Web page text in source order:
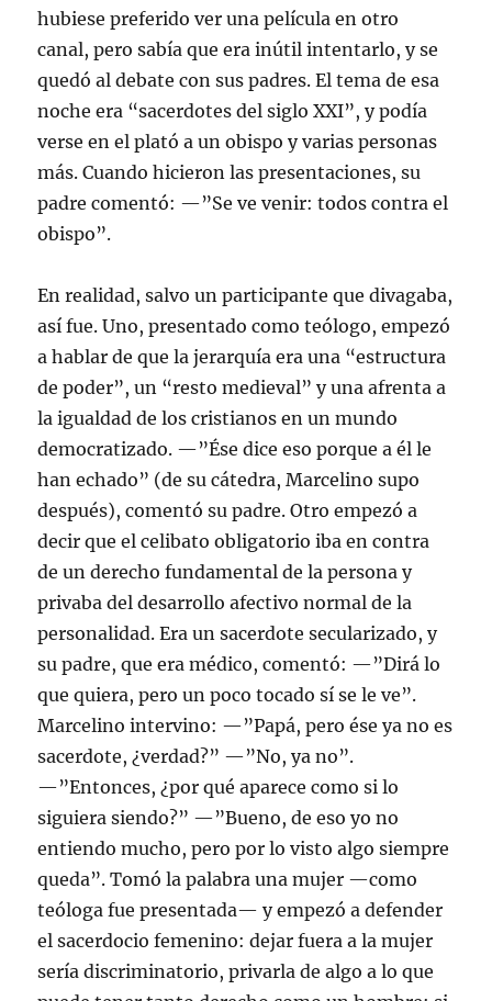
hubiese preferido ver una película en otro
canal, pero sabía que era inútil intentarlo, y se
quedó al debate con sus padres. El tema de esa
noche era “sacerdotes del siglo XXI”, y podía
verse en el plató a un obispo y varias personas
más. Cuando hicieron las presentaciones, su
padre comentó: —”Se ve venir: todos contra el
obispo”.
En realidad, salvo un participante que divagaba,
así fue. Uno, presentado como teólogo, empezó
a hablar de que la jerarquía era una “estructura
de poder”, un “resto medieval” y una afrenta a
la igualdad de los cristianos en un mundo
democratizado. —”Ése dice eso porque a él le
han echado” (de su cátedra, Marcelino supo
después), comentó su padre. Otro empezó a
decir que el celibato obligatorio iba en contra
de un derecho fundamental de la persona y
privaba del desarrollo afectivo normal de la
personalidad. Era un sacerdote secularizado, y
su padre, que era médico, comentó: —”Dirá lo
que quiera, pero un poco tocado sí se le ve”.
Marcelino intervino: —”Papá, pero ése ya no es
sacerdote, ¿verdad?” —”No, ya no”.
—”Entonces, ¿por qué aparece como si lo
siguiera siendo?” —”Bueno, de eso yo no
entiendo mucho, pero por lo visto algo siempre
queda”. Tomó la palabra una mujer —como
teóloga fue presentada— y empezó a defender
el sacerdocio femenino: dejar fuera a la mujer
sería discriminatorio, privarla de algo a lo que